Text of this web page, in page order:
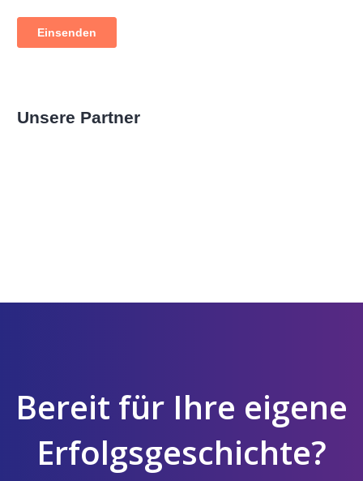
Unsere Partner
Bereit für Ihre eigene
Erfolgsgeschichte?